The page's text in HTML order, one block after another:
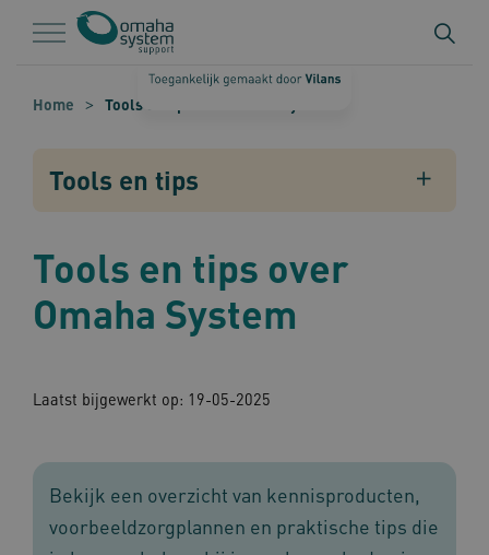
Naar hoofdinhoud
Naar footer
Home Tools en tips over Omaha System
Tools en tips
Tools en tips over
Omaha System
Laatst bijgewerkt op: 19-05-2025
Bekijk een overzicht van kennisproducten,
voorbeeldzorgplannen en praktische tips die